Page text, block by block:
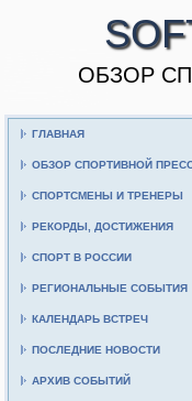
ОБЗОР
ГЛАВНАЯ
ОБЗОР СПОРТИВНОЙ
СПОРТСМЕНЫ И ТРЕНЕРЫ
РЕКОРДЫ, ДОСТИЖЕНИЯ
СПОРТ В РОССИИ
РЕГИОНАЛЬНЫЕ СОБЫТИЯ
КАЛЕНДАРЬ ВСТРЕЧ
ПОСЛЕДНИЕ НОВОСТИ
АРХИВ СОБЫТИЙ